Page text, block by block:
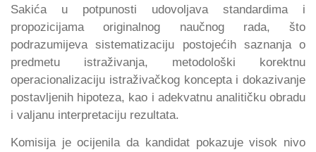
Sakića u potpunosti udovoljava standardima i
propozicijama originalnog naučnog rada, što
podrazumijeva sistematizaciju postojećih saznanja o
predmetu istraživanja, metodološki korektnu
operacionalizaciju istraživačkog koncepta i dokazivanje
postavljenih hipoteza, kao i adekvatnu analitičku obradu
i valjanu interpretaciju rezultata.
Komisija je ocijenila da kandidat pokazuje visok nivo